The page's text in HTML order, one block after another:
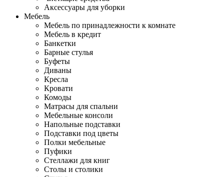
Аксессуары для уборки
Мебель
Мебель по принадлежности к комнате
Мебель в кредит
Банкетки
Барные стулья
Буфеты
Диваны
Кресла
Кровати
Комоды
Матрасы для спальни
Мебельные консоли
Напольные подставки
Подставки под цветы
Полки мебельные
Пуфики
Стеллажи для книг
Столы и столики